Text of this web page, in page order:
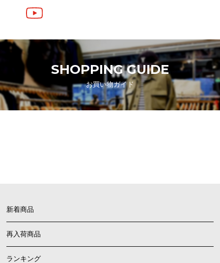
SHOPPING GUIDE
お買い物ガイド
新着商品
再入荷商品
ランキング